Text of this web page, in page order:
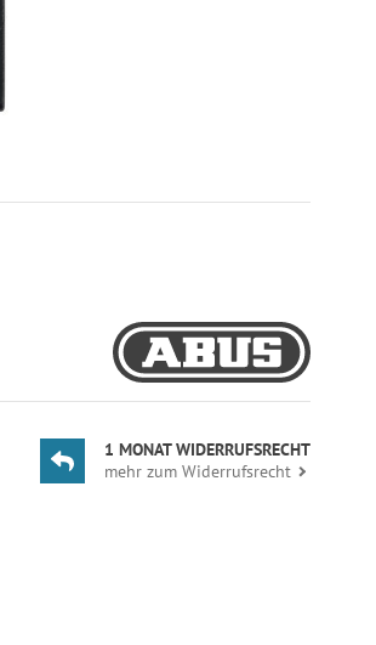
1 MONAT WIDERRUFSRECHT
mehr zum Widerrufsrecht